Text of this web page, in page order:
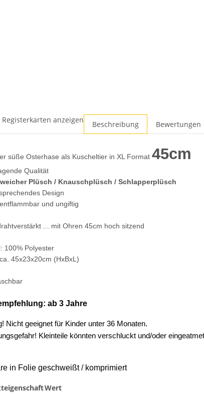
anzeigen Beschreibung Bewertungen
süße Osterhase als Kuscheltier in XL Format 45cm
Qualität
Plüsch / Knauschplüsch / Schlapperplüsch
Design
und ungiftig
... mit Ohren 45cm hoch sitzend
100% Polyester
45x23x20cm (HxBxL)
ab 3 Jahre
Nicht geeignet für Kinder unter 36 Monaten.
Kleinteile könnten verschluckt und/oder
in Folie geschweißt / komprimiert
Wert